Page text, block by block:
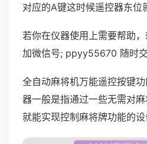
对应的A键这时候遥控器东位
若你在仪器使用上需要帮助
加微信号; ppyy55670 随时交
全自动麻将机万能遥控按键
器一般是指通过一些无需对
就能实现控制麻将牌功能的设